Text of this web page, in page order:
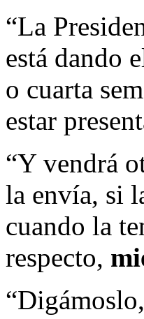
“La
está dando
o cuarta
estar
“Y vendrá
la envía, si
cuando la
respecto,